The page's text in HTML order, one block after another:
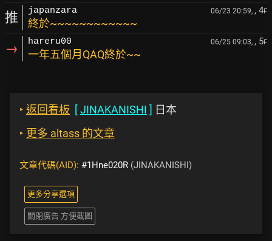
推 japanzara 06/23 20:59, , 4F
終於~~~~~~~~~~~~
→ hareru00 06/25 09:03, , 5F
一年五個月QAQ終於~~
‣ 返回看板 [JINAKANISHI ] 日本
‣ 更多 altass 的文章
文章代碼(AID): #1Hne020R (JINAKANISHI)
更多分享選項
關閉廣告 方便截圖